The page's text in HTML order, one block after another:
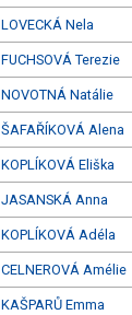
LOVECKÁ Nela
FUCHSOVÁ Terezie
NOVOTNÁ Natálie
ŠAFAŘÍKOVÁ Alena
KOPLÍKOVÁ Eliška
JASANSKÁ Anna
KOPLÍKOVÁ Adéla
CELNEROVÁ Amélie
KAŠPARŮ Emma